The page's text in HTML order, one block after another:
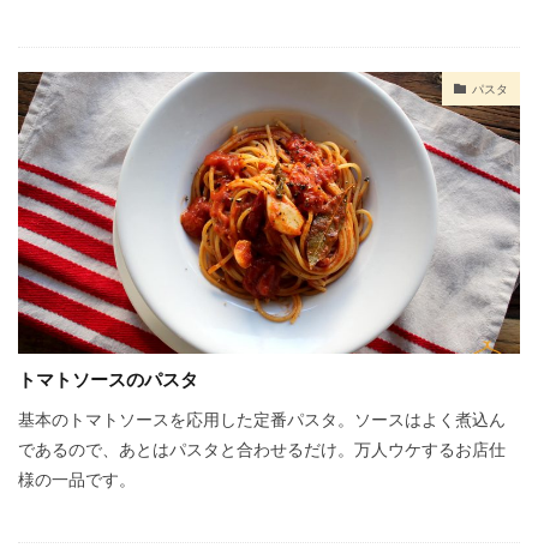
パスタ
トマトソースのパスタ
基本のトマトソースを応用した定番パスタ。ソースはよく煮込ん
であるので、あとはパスタと合わせるだけ。万人ウケするお店仕
様の一品です。